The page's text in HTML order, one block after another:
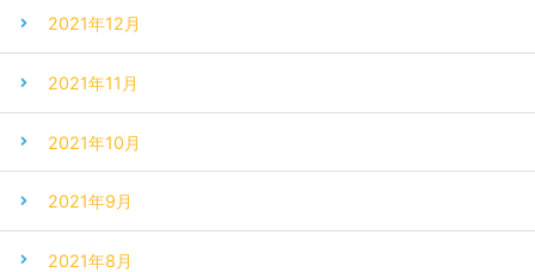
2021年12月
2021年11月
2021年10月
2021年9月
2021年8月